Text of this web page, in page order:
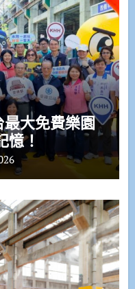
大免費樂園
憶！